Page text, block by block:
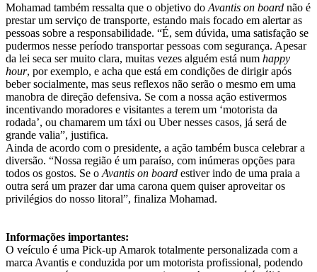
Mohamad também ressalta que o objetivo do Avantis on board não é
prestar um serviço de transporte, estando mais focado em alertar as
pessoas sobre a responsabilidade. “É, sem dúvida, uma satisfação se
pudermos nesse período transportar pessoas com segurança. Apesar
da lei seca ser muito clara, muitas vezes alguém está num happy
hour, por exemplo, e acha que está em condições de dirigir após
beber socialmente, mas seus reflexos não serão o mesmo em uma
manobra de direção defensiva. Se com a nossa ação estivermos
incentivando moradores e visitantes a terem um ‘motorista da
rodada’, ou chamarem um táxi ou Uber nesses casos, já será de
grande valia”, justifica.
Ainda de acordo com o presidente, a ação também busca celebrar a
diversão. “Nossa região é um paraíso, com inúmeras opções para
todos os gostos. Se o Avantis on board estiver indo de uma praia a
outra será um prazer dar uma carona quem quiser aproveitar os
privilégios do nosso litoral”, finaliza Mohamad.
Informações importantes:
O veículo é uma Pick-up Amarok totalmente personalizada com a
marca Avantis e conduzida por um motorista profissional, podendo